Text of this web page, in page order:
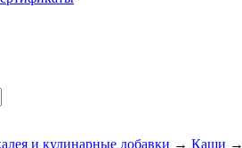
и кулинарные добавки → Каши →